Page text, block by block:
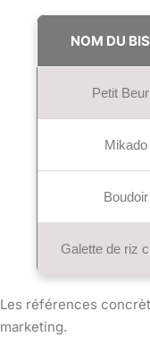
NOM DU
Petit
Mikado
Boudoir
Galette de riz
Les références
marketing.